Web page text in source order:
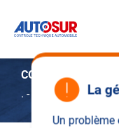
La
Un problème
AUTOSUR
CONTROLE
. - 21220 Gevrey-